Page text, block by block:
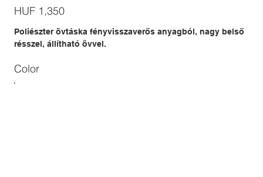
Price
HUF 1,350
Poliészter övtáska fényvisszaverős anyagból, nagy belső
résszel, állítható övvel.
Color